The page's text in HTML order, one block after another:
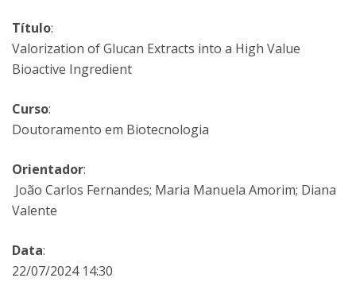
Título:
Valorization of Glucan Extracts into a High Value
Bioactive Ingredient
Curso:
Doutoramento em Biotecnologia
Orientador:
João Carlos Fernandes; Maria Manuela Amorim; Diana
Valente
Data:
22/07/2024 14:30